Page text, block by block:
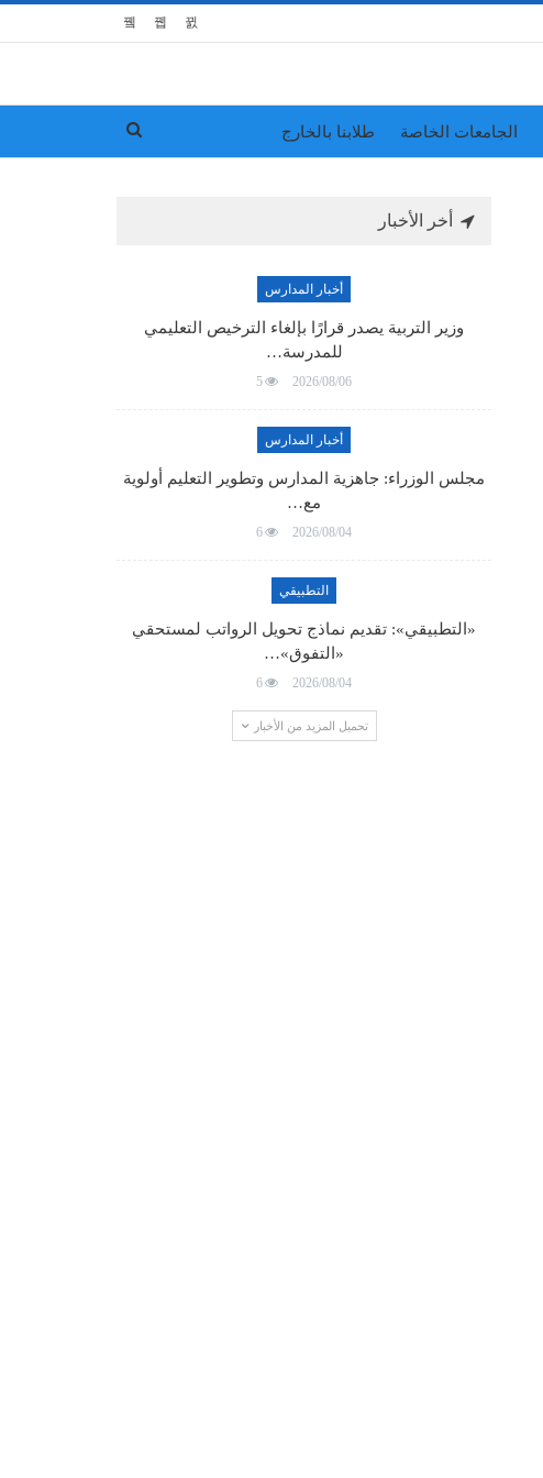
الجامعات الخاصة طلابنا بالخارج
أخر الأخبار
أخبار المدارس
وزير التربية يصدر قرارًا بإلغاء الترخيص التعليمي
للمدرسة…
2026/08/06
5
أخبار المدارس
مجلس الوزراء: جاهزية المدارس وتطوير التعليم أولوية
مع…
2026/08/04
6
التطبيقي
«التطبيقي»: تقديم نماذج تحويل الرواتب لمستحقي
«التفوق»…
2026/08/04
6
تحميل المزيد من الأخبار